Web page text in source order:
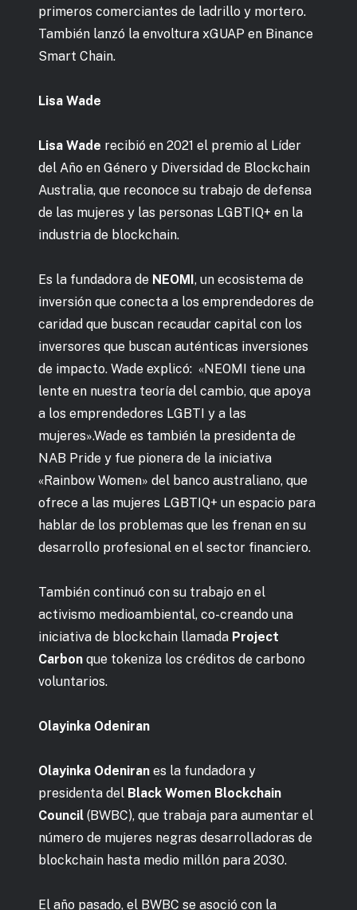
primeros comerciantes de ladrillo y mortero.
También lanzó la envoltura xGUAP en Binance
Smart Chain.
Lisa Wade
Lisa Wade recibió en 2021 el premio al Líder
del Año en Género y Diversidad de Blockchain
Australia, que reconoce su trabajo de defensa
de las mujeres y las personas LGBTIQ+ en la
industria de blockchain.
Es la fundadora de NEOMI, un ecosistema de
inversión que conecta a los emprendedores de
caridad que buscan recaudar capital con los
inversores que buscan auténticas inversiones
de impacto. Wade explicó: «NEOMI tiene una
lente en nuestra teoría del cambio, que apoya
a los emprendedores LGBTI y a las
mujeres».Wade es también la presidenta de
NAB Pride y fue pionera de la iniciativa
«Rainbow Women» del banco australiano, que
ofrece a las mujeres LGBTIQ+ un espacio para
hablar de los problemas que les frenan en su
desarrollo profesional en el sector financiero.
También continuó con su trabajo en el
activismo medioambiental, co-creando una
iniciativa de blockchain llamada Project
Carbon que tokeniza los créditos de carbono
voluntarios.
Olayinka Odeniran
Olayinka Odeniran es la fundadora y
presidenta del Black Women Blockchain
Council (BWBC), que trabaja para aumentar el
número de mujeres negras desarrolladoras de
blockchain hasta medio millón para 2030.
El año pasado, el BWBC se asoció con la